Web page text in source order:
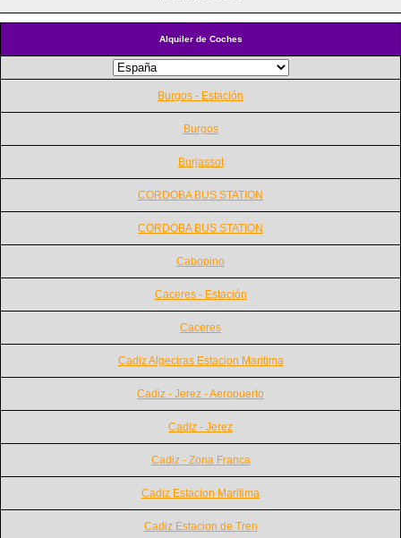
Alquiler de Coches
Burgos - Estación
Burgos
Burjassot
CORDOBA BUS STATION
CORDOBA BUS STATION
Cabopino
Caceres - Estación
Caceres
Cadiz Algeciras Estacion Maritima
Cadiz - Jerez - Aeropuerto
Cadiz - Jerez
Cadiz - Zona Franca
Cadiz Estacion Maritima
Cadiz Estacion de Tren